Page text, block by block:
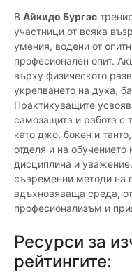
В Айкидо Бургас
участници от всяка
умения, водени от
професионален опит.
върху физическото
укрепването на духа,
Практикуващите
самозащита и работа с
като джо, бокен и
отделя и на
дисциплина и
съвременни методи на
вдъхновяваща среда,
професионализъм и
Ресурси за
рейтингите: